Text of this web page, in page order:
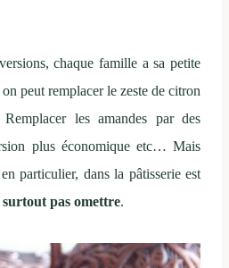
chaque famille a sa petite
peut remplacer le zeste de citron
les amandes par des
plus économique etc… Mais
particulier, dans la pâtisserie est
surtout pas omettre.